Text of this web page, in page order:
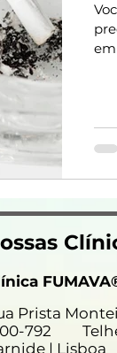
Prista
792
| Lisboa